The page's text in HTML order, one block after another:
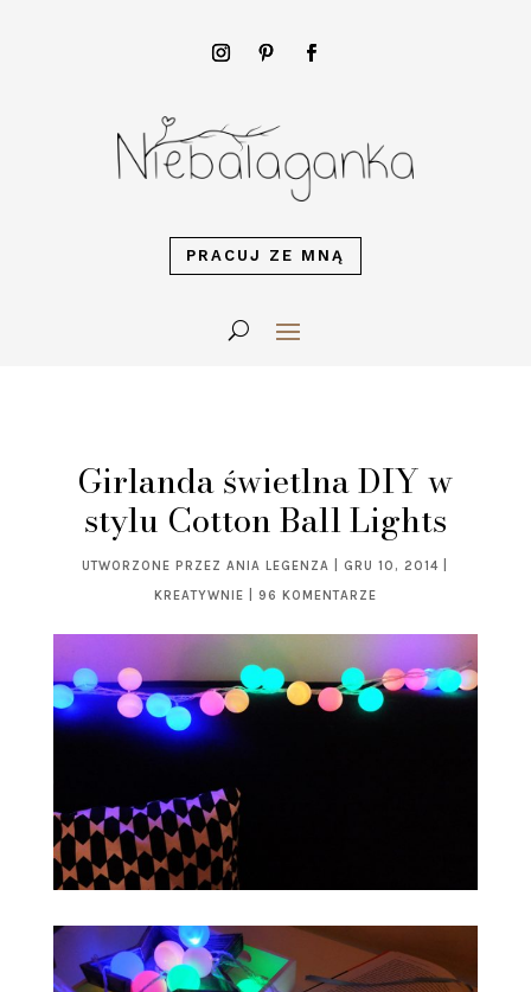
PRACUJ ZE MNĄ
Girlanda świetlna DIY w
stylu Cotton Ball Lights
UTWORZONE PRZEZANIA LEGENZA GRU 10, 2014
KREATYWNIE
96 KOMENTARZE